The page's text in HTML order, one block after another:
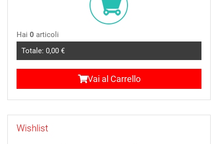
Hai 0 articoli
Totale: 0,00 €
Vai al Carrello
Wishlist